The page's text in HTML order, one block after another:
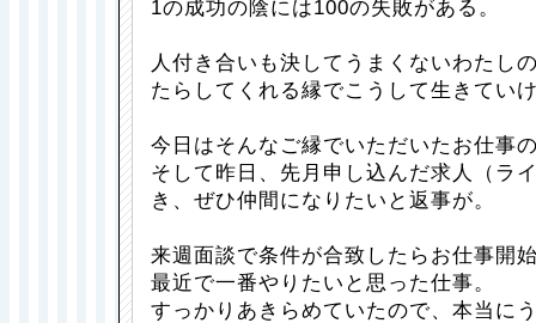
1の成功の陰には100の失敗がある。
人付き合いも決してうまくないわたし
たらしてくれる縁でこうして生きてい
今日はそんなご縁でいただいたお仕事
そして昨日、先月申し込んだ求人（ラ
き、ぜひ仲間になりたいと返事が。
来週面談で条件が合致したらお仕事開
最近で一番やりたいと思った仕事。
すっかりあきらめていたので、本当に